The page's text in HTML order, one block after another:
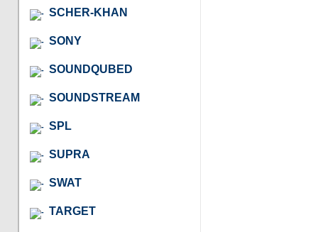
SCHER-KHAN
SONY
SOUNDQUBED
SOUNDSTREAM
SPL
SUPRA
SWAT
TARGET